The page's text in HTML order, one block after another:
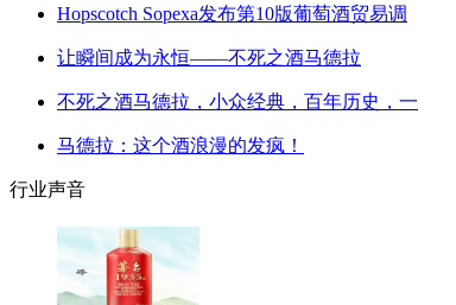
Hopscotch Sopexa发布第10版葡萄酒贸易调
让瞬间成为永恒——不死之酒马德拉
不死之酒马德拉，小众经典，百年历史，一
马德拉：这个酒浪漫的发疯！
行业声音